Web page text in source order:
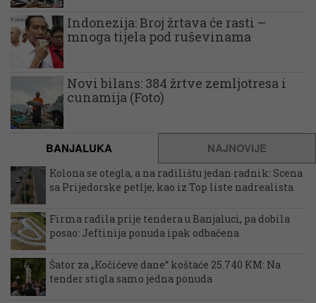
Indonezija: Broj žrtava će rasti –
mnoga tijela pod ruševinama
Novi bilans: 384 žrtve zemljotresa i
cunamija (Foto)
BANJALUKA NAJNOVIJE
Kolona se otegla, a na radilištu jedan radnik: Scena
sa Prijedorske petlje, kao iz Top liste nadrealista
Firma radila prije tendera u Banjaluci, pa dobila
posao: Jeftinija ponuda ipak odbačena
Šator za „Kočićeve dane“ koštaće 25.740 KM: Na
tender stigla samo jedna ponuda